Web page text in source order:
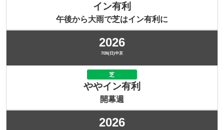
イン有利
午後から大雨で芝はイン有利に
2026
7/26(日)中京
芝
ややイン有利
開幕週
2026